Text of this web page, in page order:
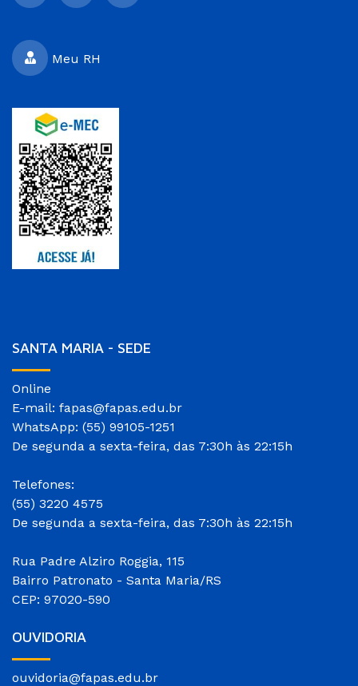
Meu RH
SANTA MARIA - SEDE
Online
E-mail: fapas@fapas.edu.br
WhatsApp: (55) 99105-1251
De segunda a sexta-feira, das 7:30h às 22:15h
Telefones:
(55) 3220 4575
De segunda a sexta-feira, das 7:30h às 22:15h
Rua Padre Alziro Roggia, 115
Bairro Patronato - Santa Maria/RS
CEP: 97020-590
OUVIDORIA
ouvidoria@fapas.edu.br